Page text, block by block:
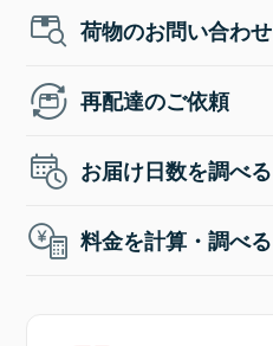
荷物のお問い合わせ
再配達のご依頼
お届け日数を調べる
料金を計算・調べる